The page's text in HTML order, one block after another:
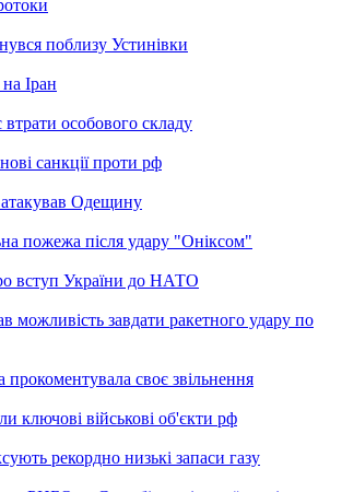
поблизу Устинівки
Іран
особового складу
санкції проти рф
Одещину
пожежа після удару "Оніксом"
вступ України до НАТО
можливість завдати ракетного удару по
своє звільнення
ключові військові об'єкти рф
рекордно низькі запаси газу